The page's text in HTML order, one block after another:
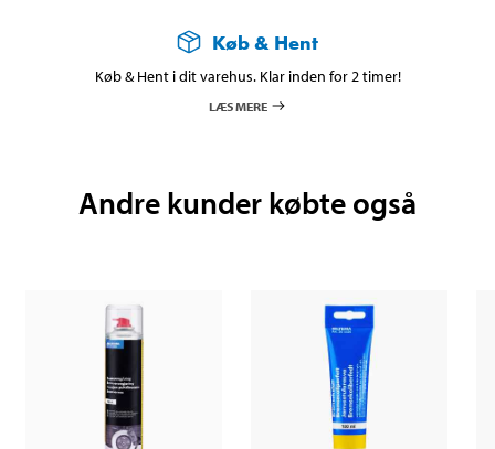
Køb & Hent
Køb & Hent i dit varehus. Klar inden for 2 timer!
LÆS MERE
Andre kunder købte også